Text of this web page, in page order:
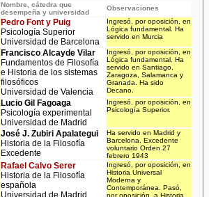
Nombre, cátedra que
desempeña y universidad
Observaciones
Pedro Font y Puig
Psicología Superior
Universidad de Barcelona
Ingresó, por oposición, en
Lógica fundamental. Ha
servido en Murcia
Francisco Alcayde Vilar
Fundamentos de Filosofía
e Historia de los sistemas
filosóficos
Universidad de Valencia
Ingresó, por oposición, en
Lógica fundamental. Ha
servido en Santiago,
Zaragoza, Salamanca y
Granada. Ha sido
Decano.
Lucio Gil Fagoaga
Psicología experimental
Universidad de Madrid
Ingresó, por oposición, en
Psicología Superior.
José J. Zubiri Apalategui
Historia de la Filosofía
Excedente
Ha servido en Madrid y
Barcelona. Excedente
voluntario Orden 27
febrero 1943
Rafael Calvo Serer
Historia de la Filosofía
española
Universidad de Madrid
Ingresó, por oposición, en
Historia Universal
Moderna y
Contemporánea. Pasó,
por oposición, a Historia